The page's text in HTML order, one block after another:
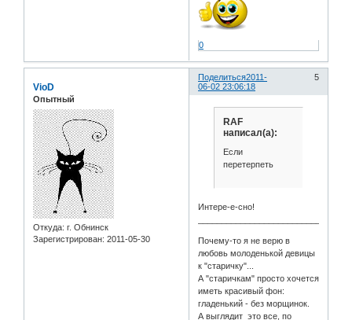
0
Поделиться 5
2011-
06-02 23:06:18
VioD
Опытный
Откуда: г. Обнинск
Зарегистрирован: 2011-05-30
RAF
написал(а):
Если
перетерпеть
Интере-е-сно!
Почему-то я не верю в
любовь молоденькой девицы
к "старичку"...
А "старичкам" просто хочется
иметь красивый фон:
гладенький - без морщинок.
А выглядит это все, по